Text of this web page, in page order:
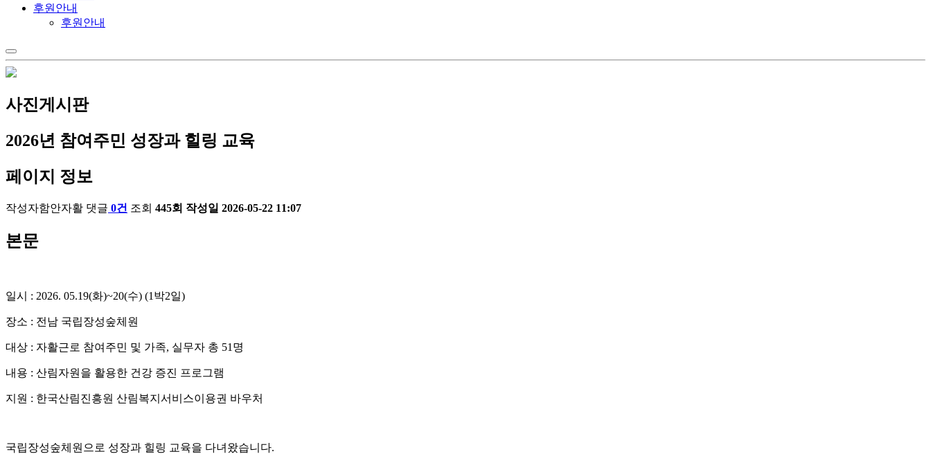
후원안내
후원안내
사진게시판
2026년 참여주민 성장과 힐링 교육
페이지 정보
작성자함안자활 댓글 0건 조회 445회 작성일 2026-05-22 11:07
본문
일시 : 2026. 05.19(화)~20(수) (1박2일)
장소 : 전남 국립장성숲체원
대상 : 자활근로 참여주민 및 가족, 실무자 총 51명
내용 : 산림자원을 활용한 건강 증진 프로그램
지원 : 한국산림진흥원 산림복지서비스이용권 바우처
국립장성숲체원으로 성장과 힐링 교육을 다녀왔습니다.